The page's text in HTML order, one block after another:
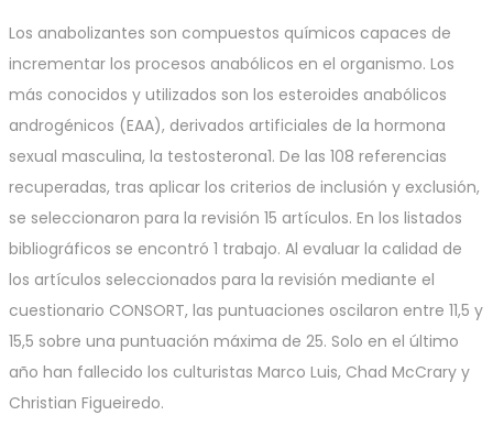
Los anabolizantes son compuestos químicos capaces de
incrementar los procesos anabólicos en el organismo. Los
más conocidos y utilizados son los esteroides anabólicos
androgénicos (EAA), derivados artificiales de la hormona
sexual masculina, la testosterona1. De las 108 referencias
recuperadas, tras aplicar los criterios de inclusión y exclusión,
se seleccionaron para la revisión 15 artículos. En los listados
bibliográficos se encontró 1 trabajo. Al evaluar la calidad de
los artículos seleccionados para la revisión mediante el
cuestionario CONSORT, las puntuaciones oscilaron entre 11,5 y
15,5 sobre una puntuación máxima de 25. Solo en el último
año han fallecido los culturistas Marco Luis, Chad McCrary y
Christian Figueiredo.